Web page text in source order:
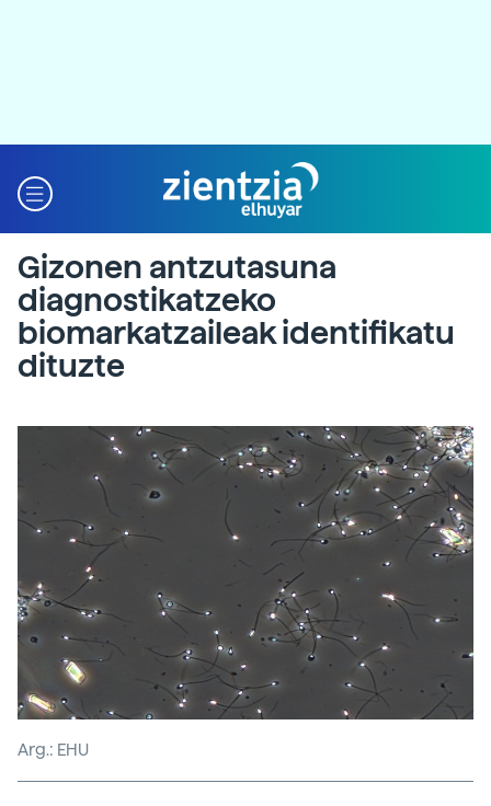
Gizonen antzutasuna
diagnostikatzeko
biomarkatzaileak identifikatu
dituzte
Arg.: EHU